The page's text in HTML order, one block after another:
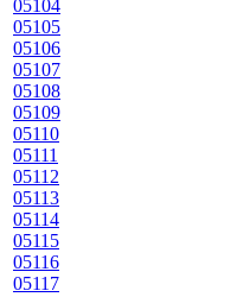
05104
05105
05106
05107
05108
05109
05110
05111
05112
05113
05114
05115
05116
05117